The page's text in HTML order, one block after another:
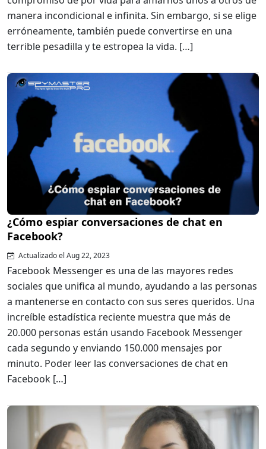
manera incondicional e infinita. Sin embargo, si se elige
erróneamente, también puede convertirse en una
terrible pesadilla y te estropea la vida. […]
¿Cómo espiar conversaciones de chat en
Facebook?
Actualizado el Aug 22, 2023
Facebook Messenger es una de las mayores redes
sociales que unifica al mundo, ayudando a las personas
a mantenerse en contacto con sus seres queridos. Una
increíble estadística reciente muestra que más de
20.000 personas están usando Facebook Messenger
cada segundo y enviando 150.000 mensajes por
minuto. Poder leer las conversaciones de chat en
Facebook […]